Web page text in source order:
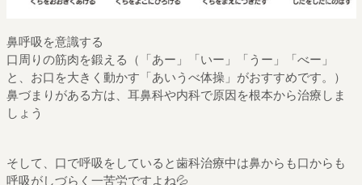
鼻呼吸を意識する
口周りの筋肉を鍛える（「あー」「いー」「うー」「べー」
と、お口を大きく動かす「あいうべ体操」がおすすめです。）
鼻づまりがある方は、耳鼻科や内科で原因を根本から治療しま
しょう
そして、口で呼吸をしていると歯科治療中は鼻からも口からも
呼吸がしづらく一苦労ですよね💦